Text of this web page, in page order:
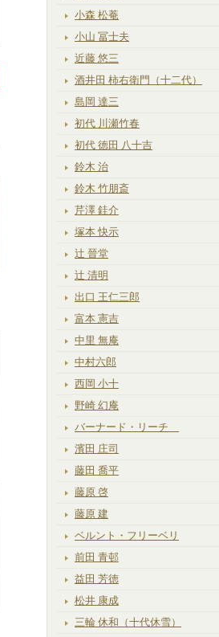
小森 松菴
小山 冨士夫
近藤 悠三
酒井田 柿右衛門（十二代）
島岡 達三
初代 川瀬竹春
初代 徳田 八十吉
鈴木 治
鈴木 竹朋斎
芹澤 銈介
塚本 快示
辻 晉堂
辻 清明
出口 王仁三郎
富本 憲吉
中里 無庵
中村六郎
西岡 小十
野崎 幻庵
バーナード・リーチ
濱田 庄司
藤田 喬平
藤原 啓
藤原 建
ベルント・フリーベリ
前田 青邨
益田 芳徳
松井 康成
三輪 休和（十代休雪）